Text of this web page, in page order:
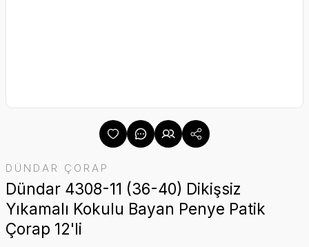
DÜNDAR ÇORAP
Dündar 4308-11 (36-40) Dikişsiz
Yıkamalı Kokulu Bayan Penye Patik
Çorap 12'li